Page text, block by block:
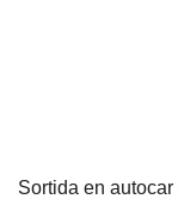
Sortida en